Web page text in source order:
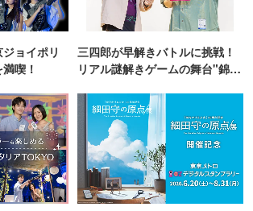
ョイポリ
喫！
三四郎が早解きバトルに挑戦！
リアル謎解きゲームの舞台"錦糸